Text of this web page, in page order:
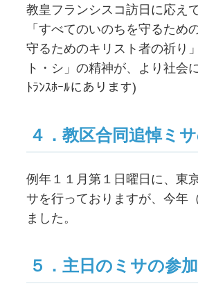
教皇フランシスコ訪日に応え
「すべてのいのちを守るた
守るためのキリスト者の祈り
ト・シ」の精神が、より社会
ﾄﾗﾝｽﾎｰﾙにあります)
４．教区合同追悼ミ
例年１１月第１日曜日に、東
サを行っておりますが、今年
ました。
５．主日のミサの参